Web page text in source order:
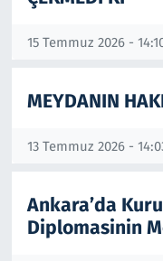
15 Temmuz 2026 -
MEYDANIN
13 Temmuz 2026 -
Ankara’da
Diplomasinin
Lezzet Durağı
Ramazan